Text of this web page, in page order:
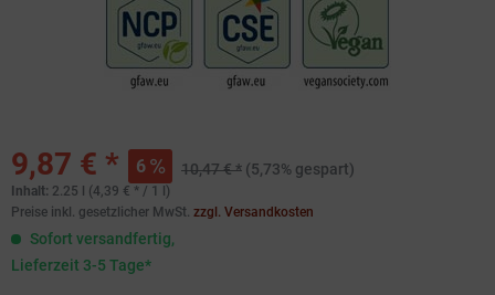
9,87 € * 6 10,47 € * (5,73% gespart)
Inhalt: 2.25 l (4,39 € * / 1 l)
Preise inkl. gesetzlicher MwSt. zzgl. Versandkosten
Sofort versandfertig,
Lieferzeit 3-5 Tage*